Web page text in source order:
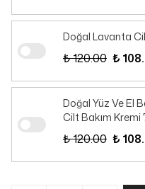
Doğal Lavanta
₺ 120.00 ₺
Doğal Yüz Ve El
Cilt Bakım Kremi
₺ 120.00 ₺